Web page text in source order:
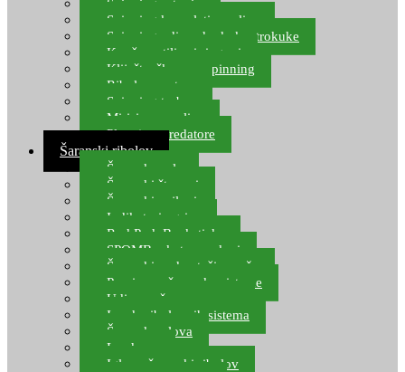
Spinning setovi
Spinning kompleti varalica
Spinning udice, dvokuke, trokuke
Kopče, vrtilice i ringovi
Kliješta, škare za spinning
Ribolov pastrve
Spinning torbe
Mirisi za varalice
Plovci za predatore
Šaranski ribolov
Šaranske role
Šaranski štapovi
Šaranski najloni
Indikatori ugriza
Rod Pod, Banksticks
SPOMB rakete, markeri
Šaranski podmetači, mreže
Pernice za šaranske sisteme
Udice za šarana, amura
Izrada ribolovnih sistema
Šaranska olova
Leadcore
Igle za šaranski ribolov